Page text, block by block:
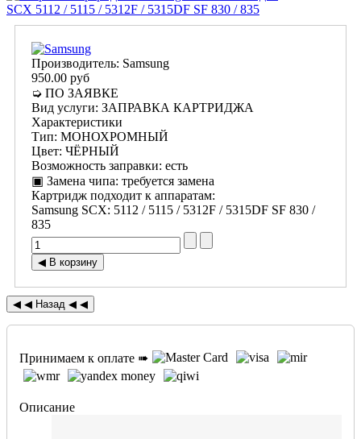
Производитель: Samsung
950.00 руб
➭ ПО ЗАЯВКЕ
Вид услуги: ЗАПРАВКА КАРТРИДЖА
Характеристики
Тип: МОНОХРОМНЫЙ
Цвет: ЧЁРНЫЙ
Возможность заправки: есть
▣ Замена чипа: требуется замена
Картридж подходит к аппаратам:
Samsung SCX: 5112 / 5115 / 5312F / 5315DF SF 830 /
835
Принимаем к оплате ➠
Описание